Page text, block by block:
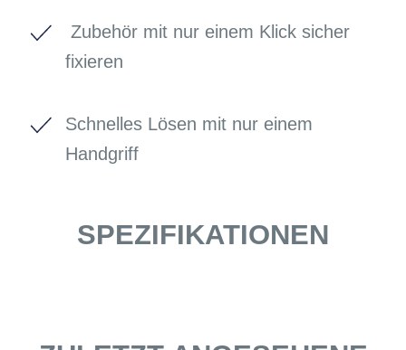
Zubehör mit nur einem Klick sicher
fixieren
Schnelles Lösen mit nur einem
Handgriff
SPEZIFIKATIONEN